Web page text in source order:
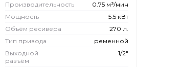
Производительность
0.75 м³/мин
Мощность
5.5 кВт
Объём ресивера
270 л.
Тип привода
ременной
Выходной
разъём
1/2"